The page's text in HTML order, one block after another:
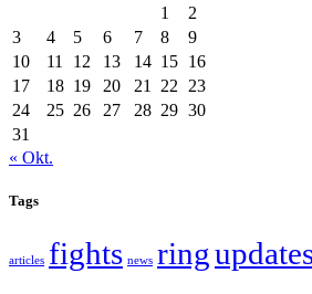
1
2
3
4 5 6 7 8
9
10
11 12 13 14 15 16
17
18 19 20 21 22
23
24
25 26 27 28 29 30
31
« Okt.
Tags
articles fights news ring